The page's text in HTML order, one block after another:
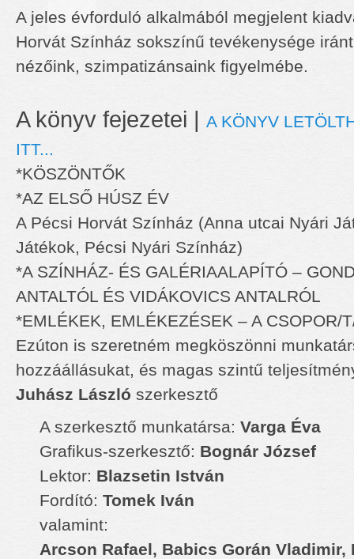
A jeles évforduló alkalmából megjelent
Horvát Színház sokszínű tevékenysége
nézőink, szimpatizánsaink figyelmébe.
A könyv fejezetei | A KÖNYV
ITT...
*KÖSZÖNTŐK
*AZ ELSŐ HÚSZ ÉV
A Pécsi Horvát Színház (Anna utcai Nyári
Játékok, Pécsi Nyári Színház)
*A SZÍNHÁZ- ÉS GALÉRIAALAPÍTÓ –
ANTALTÓL ÉS VIDÁKOVICS ANTALRÓL
*EMLÉKEK, EMLÉKEZÉSEK – A CSOPOR/
Ezúton is szeretném megköszönni
hozzáállásukat, és magas szintű
Juhász László szerkesztő
A szerkesztő munkatársa: Varga Éva
Grafikus-szerkesztő: Bognár József
Lektor: Blazsetin István
Fordító: Tomek Iván
valamint:
Arcson Rafael, Babics Gorán Vladimir,